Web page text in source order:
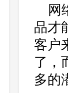
网
品才
客户
了，
多的